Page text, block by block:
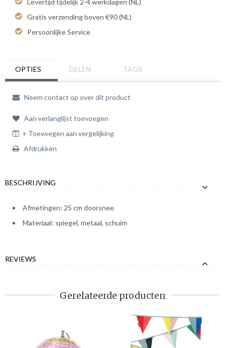
Gratis verzending boven €90 (NL)
Persoonlijke Service
OPTIES DELEN TAGS
Neem contact op over dit product
Aan verlanglijst toevoegen
+ Toevoegen aan vergelijking
Afdrukken
BESCHRIJVING
Afmetingen: 25 cm doorsnee
Materiaal: spiegel, metaal, schuim
REVIEWS
Gerelateerde producten